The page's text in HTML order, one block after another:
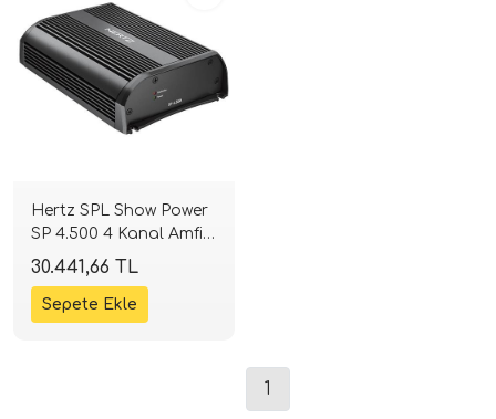
Modelleri
Hertz SPL Show Power
SP 4.500 4 Kanal Amfi |
4x150W RMS Class-D |
SPLHIFI
30.441,66 TL
1